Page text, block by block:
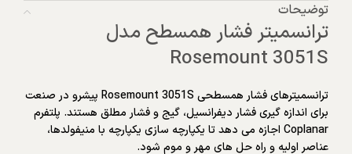
توضیحات
ترانسمیتر فشار همسطح مدل
Rosemount 3051S
ترانسمیترهای فشار همسطحی Rosemount 3051S پیشرو در صنعت
برای اندازه گیری فشار دیفرانسیل، گیج و فشار مطلق هستند. پلتفرم
Coplanar اجازه می دهد تا یکپارچه سازی یکپارچه با منیفولدها،
عناصر اولیه و راه حل های مهر و موم شود.